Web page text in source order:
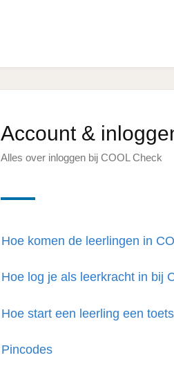
Account &
Alles over inloggen bij COOL Check
Hoe komen de leerlingen in
Hoe log je als leerkracht in bij
Hoe start een leerling een
Pincodes